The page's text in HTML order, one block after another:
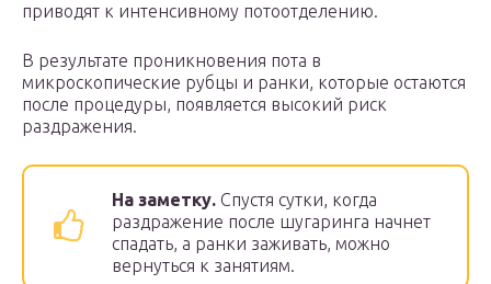
приводят к интенсивному потоотделению.
В результате проникновения пота в
микроскопические рубцы и ранки, которые остаются
после процедуры, появляется высокий риск
раздражения.
На заметку. Спустя сутки, когда
раздражение после шугаринга начнет
спадать, а ранки заживать, можно
вернуться к занятиям.